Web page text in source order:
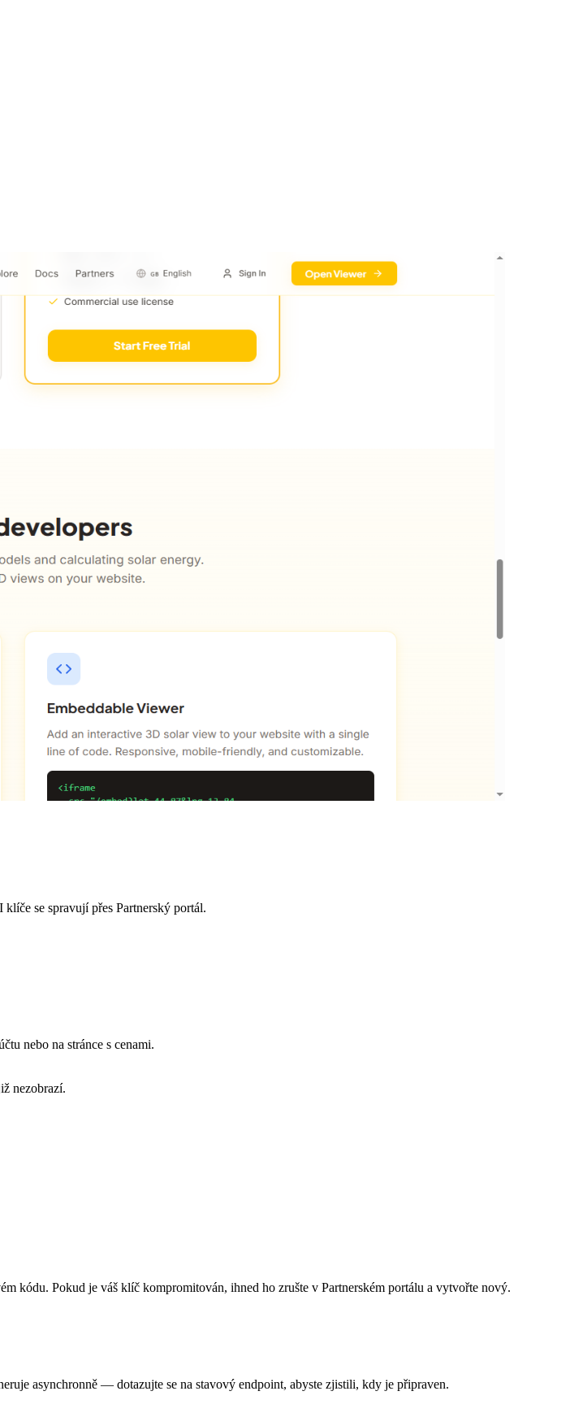
se spravují přes Partnerský portál.
nebo na stránce s cenami.
nezobrazí.
kódu. Pokud je váš klíč kompromitován, ihned ho zrušte v Partnerském portálu a vytvořte nový.
asynchronně — dotazujte se na stavový endpoint, abyste zjistili, kdy je připraven.